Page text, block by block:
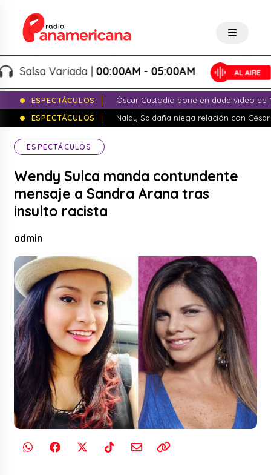
Variada |00:00AM - 05:00AM
ESPECTÁCULOS
Óscar Custodio pone en duda video de
ESPECTÁCULOS
Naldy Saldaña niega relación con
ESPECTÁCULOS
Wendy Sulca manda contundente
mensaje a Sandra Arana tras
insulto racista
admin